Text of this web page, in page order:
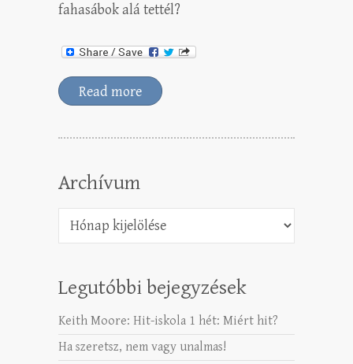
fahasábok alá tettél?
Read more
Archívum
Legutóbbi bejegyzések
Keith Moore: Hit-iskola 1 hét: Miért hit?
Ha szeretsz, nem vagy unalmas!